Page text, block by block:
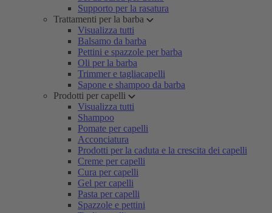
Supporto per la rasatura
Trattamenti per la barba
Visualizza tutti
Balsamo da barba
Pettini e spazzole per barba
Oli per la barba
Trimmer e tagliacapelli
Sapone e shampoo da barba
Prodotti per capelli
Visualizza tutti
Shampoo
Pomate per capelli
Acconciatura
Prodotti per la caduta e la crescita dei capelli
Creme per capelli
Cura per capelli
Gel per capelli
Pasta per capelli
Spazzole e pettini